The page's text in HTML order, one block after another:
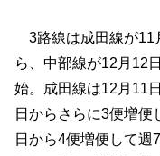
3路線は成田線が11
ら、中部線が12月12
始。成田線は12月11
日からさらに3便増
日から4便増便して週